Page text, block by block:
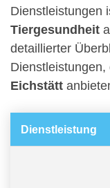
Dienstleistungen
Tiergesundheit
detaillierter
Eichstätt
Dienstleistung